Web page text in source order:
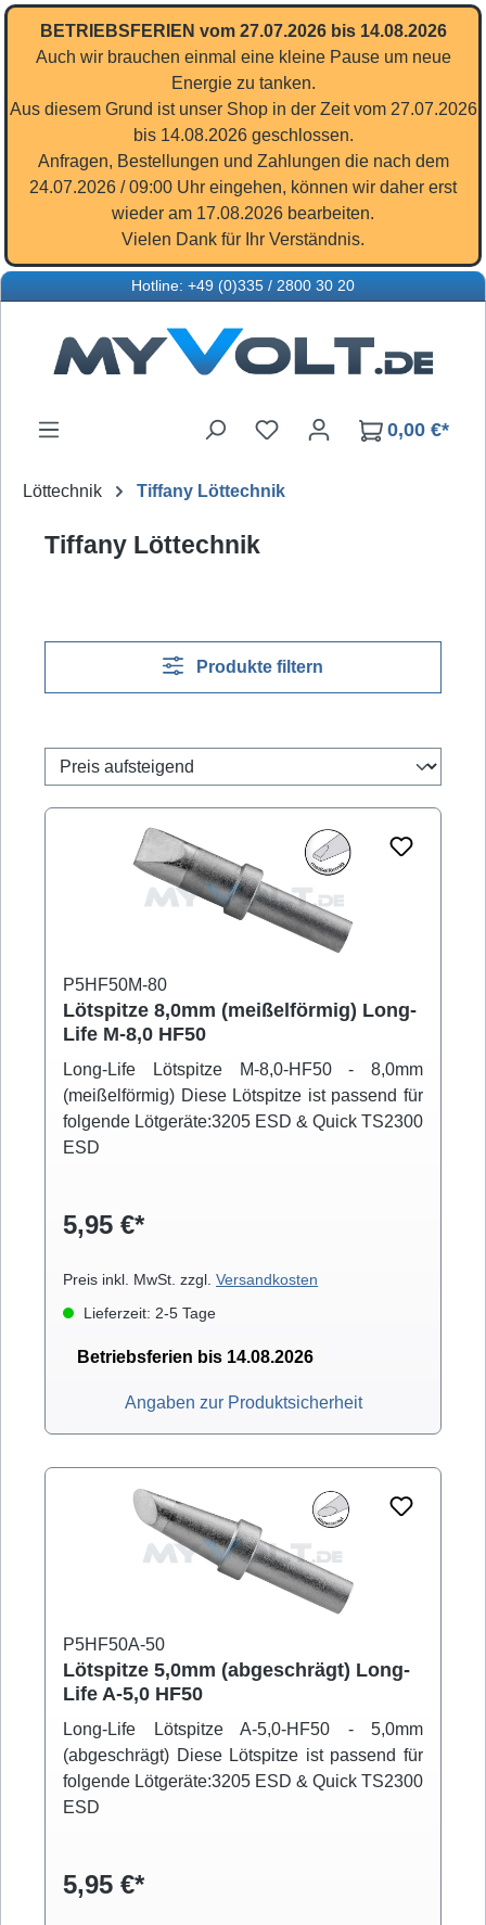
Zum Hauptinhalt springen
BETRIEBSFERIEN vom 27.07.2026 bis 14.08.2026
Auch wir brauchen einmal eine kleine Pause um neue
Energie zu tanken.
Aus diesem Grund ist unser Shop in der Zeit vom 27.07.2026
bis 14.08.2026 geschlossen.
Anfragen, Bestellungen und Zahlungen die nach dem
24.07.2026 / 09:00 Uhr eingehen, können wir daher erst
wieder am 17.08.2026 bearbeiten.
Vielen Dank für Ihr Verständnis.
Hotline: +49 (0)335 / 2800 30 20
Du hast 0 Produkte auf
0,00 €*
Löttechnik Tiffany Löttechnik
Tiffany Löttechnik
Produkte filtern
P5HF50M-80
Lötspitze 8,0mm (meißelförmig) Long-
Life M-8,0 HF50
Long-Life Lötspitze M-8,0-HF50 - 8,0mm
(meißelförmig) Diese Lötspitze ist passend für
folgende Lötgeräte:3205 ESD & Quick TS2300
ESD
5,95 €*
Preis inkl. MwSt. zzgl. Versandkosten
Lieferzeit: 2-5 Tage
Betriebsferien bis 14.08.2026
Angaben zur Produktsicherheit
P5HF50A-50
Lötspitze 5,0mm (abgeschrägt) Long-
Life A-5,0 HF50
Long-Life Lötspitze A-5,0-HF50 - 5,0mm
(abgeschrägt) Diese Lötspitze ist passend für
folgende Lötgeräte:3205 ESD & Quick TS2300
ESD
5,95 €*